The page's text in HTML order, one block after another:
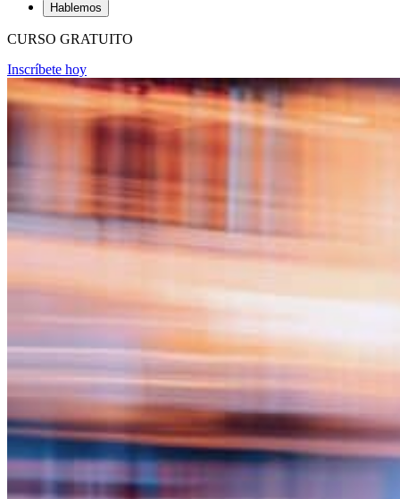
Hablemos
CURSO GRATUITO
Inscríbete hoy